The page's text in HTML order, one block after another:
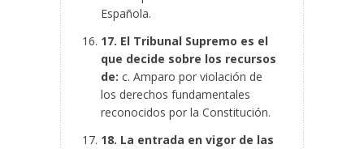
Española.
17. El Tribunal Supremo es el
que decide sobre los recursos
de: c. Amparo por violación de
los derechos fundamentales
reconocidos por la Constitución.
18. La entrada en vigor de las